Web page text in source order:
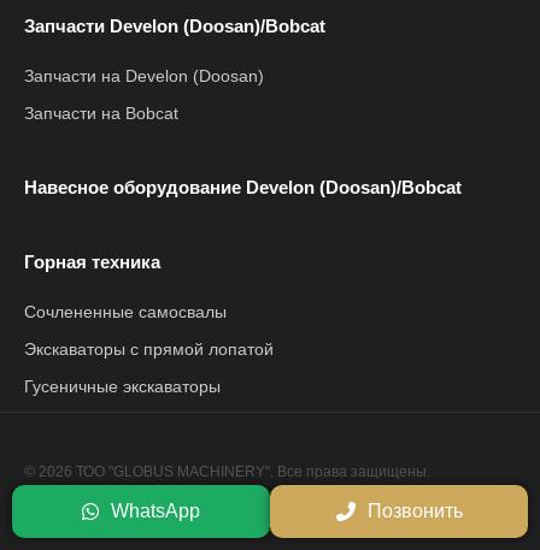
WhatsApp Позвонить
Запчасти Develon (Doosan)/Bobcat
Запчасти на Develon (Doosan)
Запчасти на Bobcat
Навесное оборудование Develon (Doosan)/Bobcat
Горная техника
Сочлененные самосвалы
Экскаваторы с прямой лопатой
Гусеничные экскаваторы
© 2026 ТОО "GLOBUS MACHINERY". Все права защищены.
Сайт разработан компанией